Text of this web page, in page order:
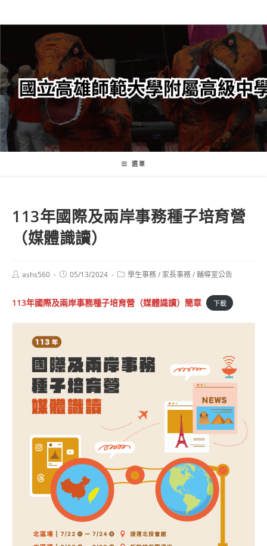
轉
要
內
容
選單
113年國際及兩岸事務種子培育營
（媒體識讀）
Postashs560
Post05/13/2024
Post學生事務/ 家長事務/輔導室公告
113年國際及兩岸事務種子培育營（媒體識讀）簡章 下載